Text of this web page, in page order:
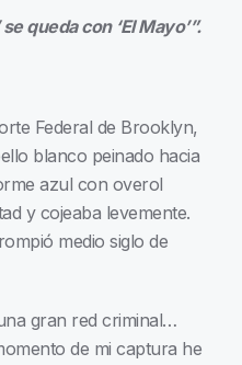
queda con ‘El Mayo’”.
Federal de Brooklyn,
blanco peinado hacia
azul con overol
y cojeaba levemente.
medio siglo de
gran red criminal…
de mi captura he